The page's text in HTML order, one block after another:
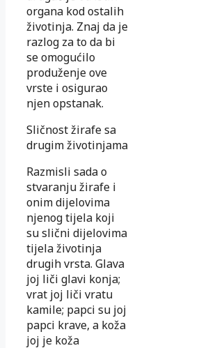
organa kod ostalih
životinja. Znaj da je
razlog za to da bi
se omogućilo
produženje ove
vrste i osigurao
njen opstanak.
Sličnost žirafe sa
drugim životinjama
Razmisli sada o
stvaranju žirafe i
onim dijelovima
njenog tijela koji
su slični dijelovima
tijela životinja
drugih vrsta. Glava
joj liči glavi konja;
vrat joj liči vratu
kamile; papci su joj
papci krave, a koža
joj je koža